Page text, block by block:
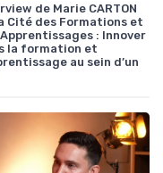
de Marie CARTON
Cité des Formations et
: Innover
la formation et
au sein d’un